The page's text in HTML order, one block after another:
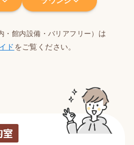
・館内設備・バリアフリー） は
ド をご覧ください。